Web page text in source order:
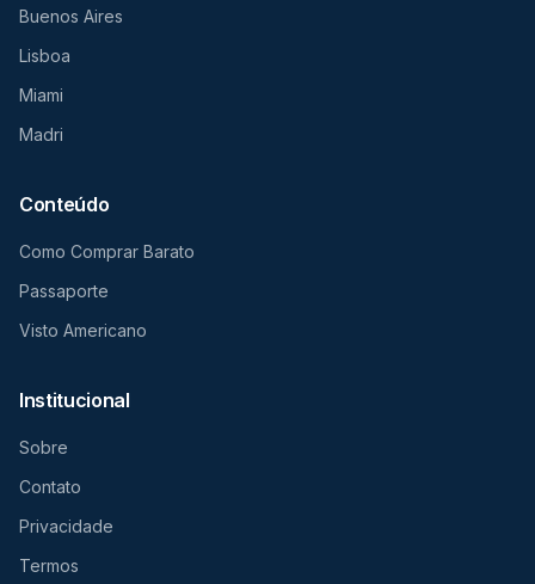
Buenos Aires
Lisboa
Miami
Madri
Conteúdo
Como Comprar Barato
Passaporte
Visto Americano
Institucional
Sobre
Contato
Privacidade
Termos